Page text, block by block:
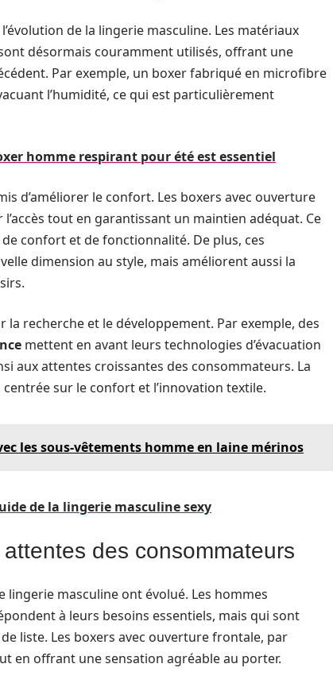
de la lingerie masculine. Les matériaux
désormais couramment utilisés, offrant une
Par exemple, un boxer fabriqué en microfibre
l’humidité, ce qui est particulièrement
homme respirant pour été est essentiel
d’améliorer le confort. Les boxers avec ouverture
tout en garantissant un maintien adéquat. Ce
confort et de fonctionnalité. De plus, ces
dimension au style, mais améliorent aussi la
recherche et le développement. Par exemple, des
mettent en avant leurs technologies d’évacuation
aux attentes croissantes des consommateurs. La
sur le confort et l’innovation textile.
les sous-vêtements homme en laine mérinos
de la lingerie masculine sexy
des consommateurs
masculine ont évolué. Les hommes
à leurs besoins essentiels, mais qui sont
liste. Les boxers avec ouverture frontale, par
en offrant une sensation agréable au porter.